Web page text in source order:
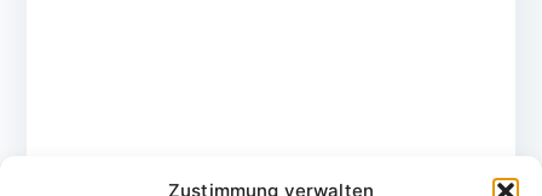
Zustimmung verwalten